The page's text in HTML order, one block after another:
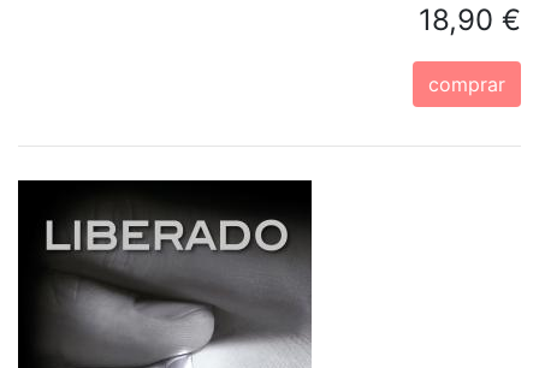
18,90 €
comprar